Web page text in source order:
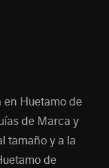
Huetamo de
de Marca y
tamaño y a la
de